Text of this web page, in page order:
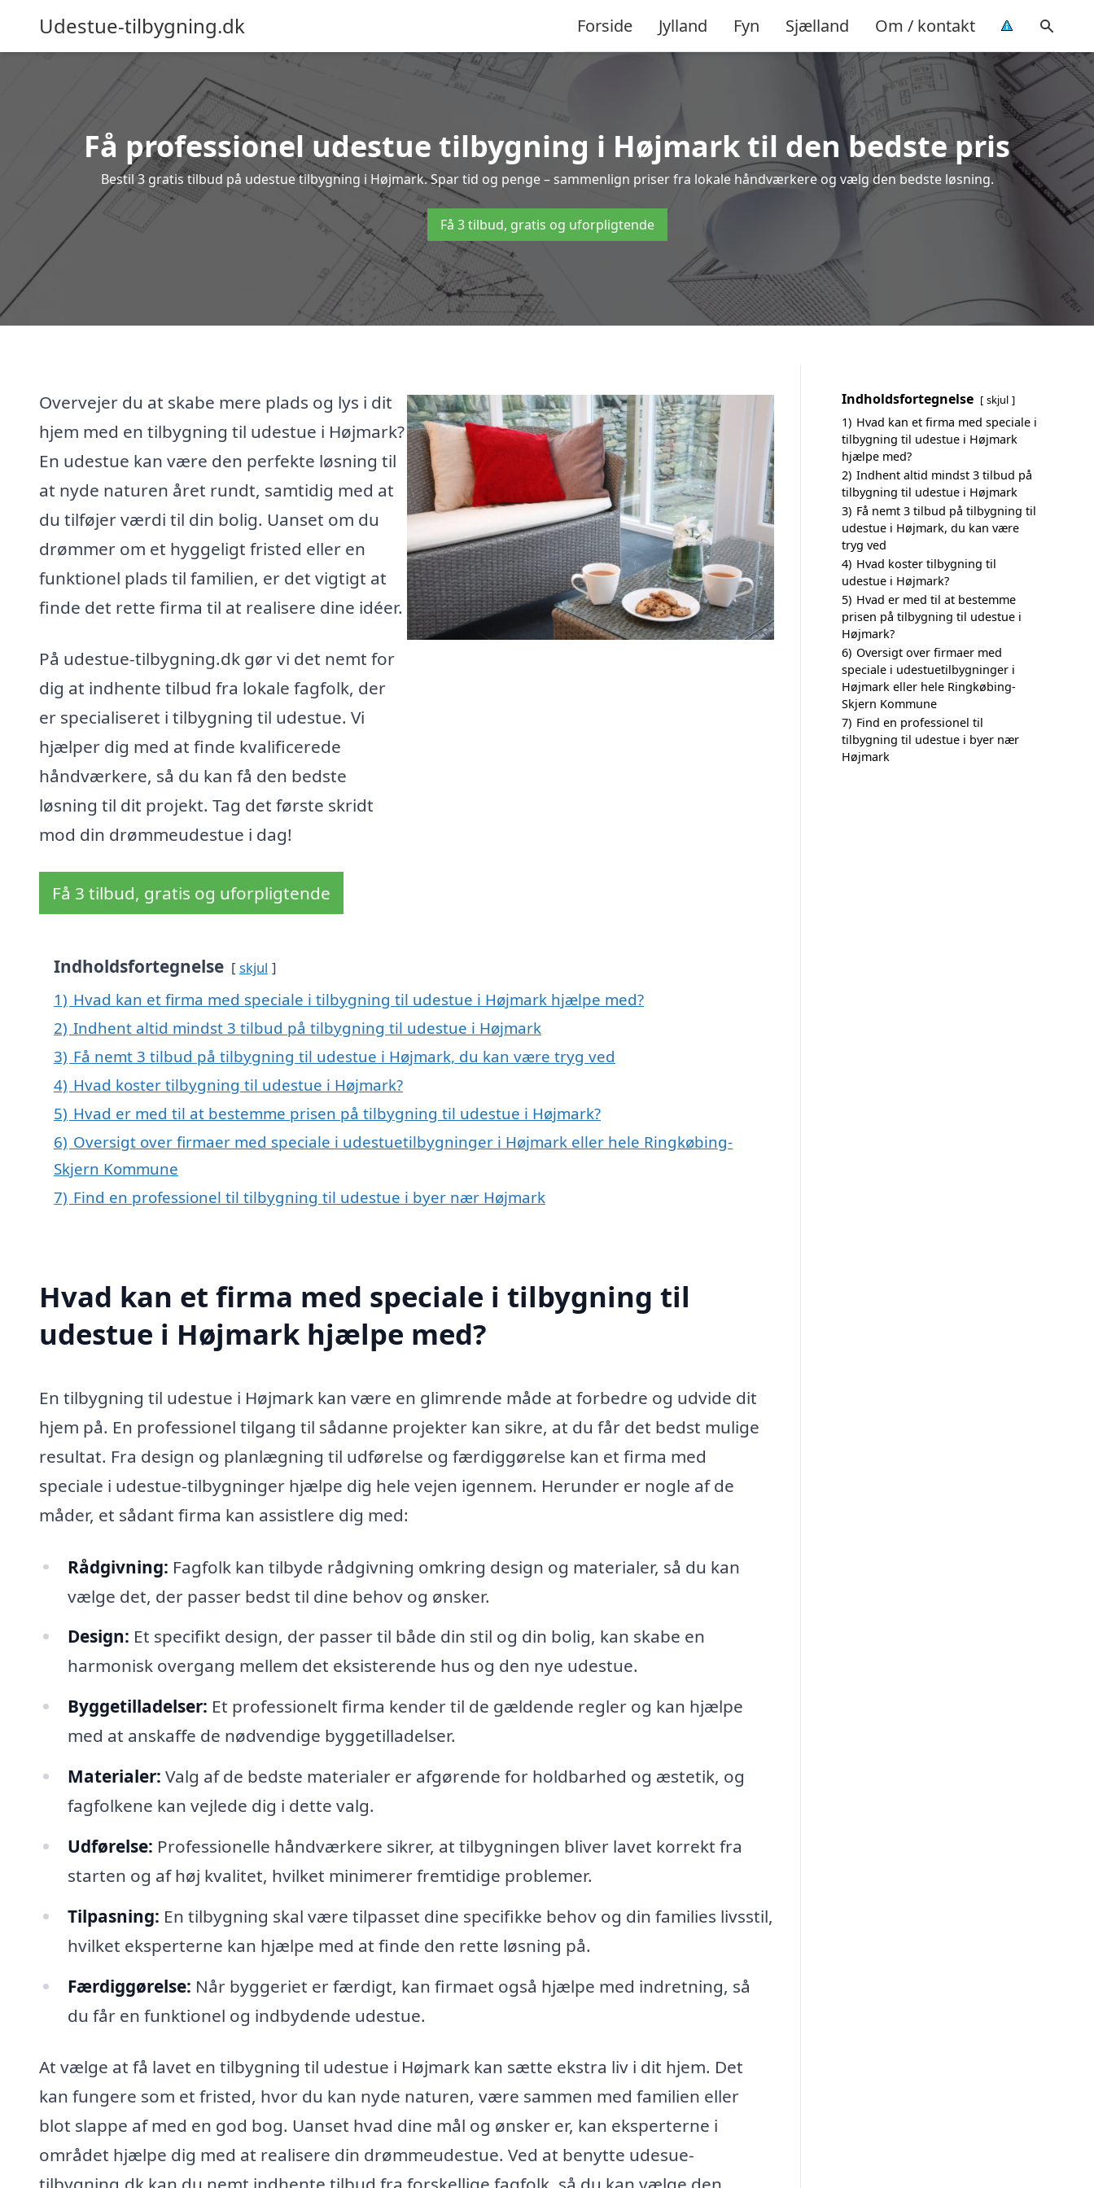
Udestue-tilbygning.dk Forside Jylland Fyn Sjælland Om / kontakt
Få professionel udestue tilbygning i Højmark til den bedste pris
Bestil 3 gratis tilbud på udestue tilbygning i Højmark. Spar tid og penge – sammenlign priser fra lokale håndværkere og vælg den bedste løsning.
Få 3 tilbud, gratis og uforpligtende
Overvejer du at skabe mere plads og lys i dit
hjem med en tilbygning til udestue i Højmark?
En udestue kan være den perfekte løsning til
at nyde naturen året rundt, samtidig med at
du tilføjer værdi til din bolig. Uanset om du
drømmer om et hyggeligt fristed eller en
funktionel plads til familien, er det vigtigt at
finde det rette firma til at realisere dine idéer.
På udestue-tilbygning.dk gør vi det nemt for
dig at indhente tilbud fra lokale fagfolk, der
er specialiseret i tilbygning til udestue. Vi
hjælper dig med at finde kvalificerede
håndværkere, så du kan få den bedste
løsning til dit projekt. Tag det første skridt
mod din drømmeudestue i dag!
Få 3 tilbud, gratis og uforpligtende
Indholdsfortegnelse skjul
1) Hvad kan et firma med speciale i tilbygning til udestue i Højmark hjælpe med?
2) Indhent altid mindst 3 tilbud på tilbygning til udestue i Højmark
3) Få nemt 3 tilbud på tilbygning til udestue i Højmark, du kan være tryg ved
4) Hvad koster tilbygning til udestue i Højmark?
5) Hvad er med til at bestemme prisen på tilbygning til udestue i Højmark?
6) Oversigt over firmaer med speciale i udestuetilbygninger i Højmark eller hele Ringkøbing-
Skjern Kommune
7) Find en professionel til tilbygning til udestue i byer nær Højmark
Hvad kan et firma med speciale i tilbygning til
udestue i Højmark hjælpe med?
En tilbygning til udestue i Højmark kan være en glimrende måde at forbedre og udvide dit
hjem på. En professionel tilgang til sådanne projekter kan sikre, at du får det bedst mulige
resultat. Fra design og planlægning til udførelse og færdiggørelse kan et firma med
speciale i udestue-tilbygninger hjælpe dig hele vejen igennem. Herunder er nogle af de
måder, et sådant firma kan assistlere dig med:
Rådgivning: Fagfolk kan tilbyde rådgivning omkring design og materialer, så du kan
vælge det, der passer bedst til dine behov og ønsker.
Design: Et specifikt design, der passer til både din stil og din bolig, kan skabe en
harmonisk overgang mellem det eksisterende hus og den nye udestue.
Byggetilladelser: Et professionelt firma kender til de gældende regler og kan hjælpe
med at anskaffe de nødvendige byggetilladelser.
Materialer: Valg af de bedste materialer er afgørende for holdbarhed og æstetik, og
fagfolkene kan vejlede dig i dette valg.
Udførelse: Professionelle håndværkere sikrer, at tilbygningen bliver lavet korrekt fra
starten og af høj kvalitet, hvilket minimerer fremtidige problemer.
Tilpasning: En tilbygning skal være tilpasset dine specifikke behov og din families livsstil,
hvilket eksperterne kan hjælpe med at finde den rette løsning på.
Færdiggørelse: Når byggeriet er færdigt, kan firmaet også hjælpe med indretning, så
du får en funktionel og indbydende udestue.
At vælge at få lavet en tilbygning til udestue i Højmark kan sætte ekstra liv i dit hjem. Det
kan fungere som et fristed, hvor du kan nyde naturen, være sammen med familien eller
blot slappe af med en god bog. Uanset hvad dine mål og ønsker er, kan eksperterne i
området hjælpe dig med at realisere din drømmeudestue. Ved at benytte udesue-
Indholdsfortegnelse skjul
1) Hvad kan et firma med speciale i
tilbygning til udestue i Højmark
hjælpe med?
2) Indhent altid mindst 3 tilbud på
tilbygning til udestue i Højmark
3) Få nemt 3 tilbud på tilbygning til
udestue i Højmark, du kan være
tryg ved
4) Hvad koster tilbygning til
udestue i Højmark?
5) Hvad er med til at bestemme
prisen på tilbygning til udestue i
Højmark?
6) Oversigt over firmaer med
speciale i udestuetilbygninger i
Højmark eller hele Ringkøbing-
Skjern Kommune
7) Find en professionel til
tilbygning til udestue i byer nær
Højmark